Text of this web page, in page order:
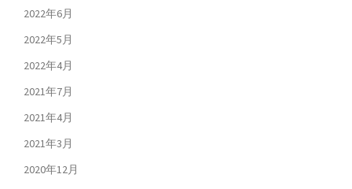
2022年6月
2022年5月
2022年4月
2021年7月
2021年4月
2021年3月
2020年12月